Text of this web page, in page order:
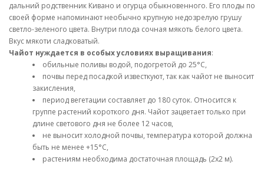
дальний родственник Кивано и огурца обыкновенного. Его плоды по
своей форме напоминают необычно крупную недозрелую грушу
светло-зеленого цвета. Внутри плода сочная мякоть белого цвета.
Вкус мякоти сладковатый.
Чайот нуждается в особых условиях выращивания:
обильные поливы водой, подогретой до 25°С,
почвы перед посадкой известкуют, так как чайот не выносит
закисления,
период вегетации составляет до 180 суток. Относится к
группе растений короткого дня. Чайот зацветает только при
длине светового дня не более 12 часов,
не выносит холодной почвы, температура которой должна
быть не менее +15°С,
растениям необходима достаточная площадь (2х2 м).